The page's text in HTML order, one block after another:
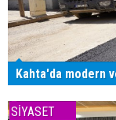
Kahta'da modern
SİYASET